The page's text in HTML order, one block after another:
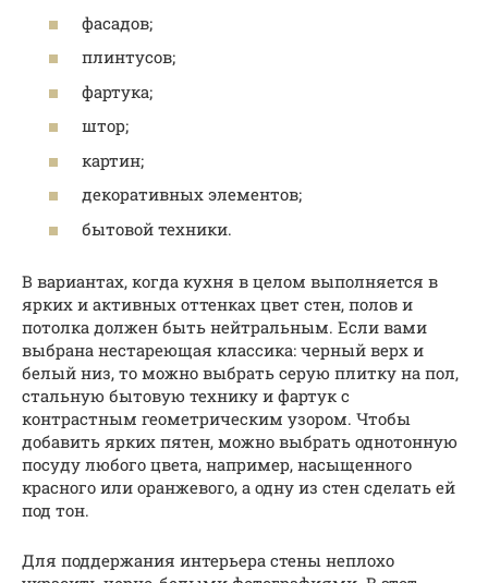
фасадов;
плинтусов;
фартука;
штор;
картин;
декоративных элементов;
бытовой техники.
В вариантах, когда кухня в целом выполняется в
ярких и активных оттенках цвет стен, полов и
потолка должен быть нейтральным. Если вами
выбрана нестареющая классика: черный верх и
белый низ, то можно выбрать серую плитку на пол,
стальную бытовую технику и фартук с
контрастным геометрическим узором. Чтобы
добавить ярких пятен, можно выбрать однотонную
посуду любого цвета, например, насыщенного
красного или оранжевого, а одну из стен сделать ей
под тон.
Для поддержания интерьера стены неплохо